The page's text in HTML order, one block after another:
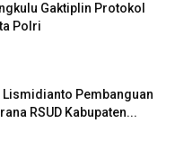
Gaktiplin Protokol
Polri
Lismidianto Pembanguan
RSUD Kabupaten...